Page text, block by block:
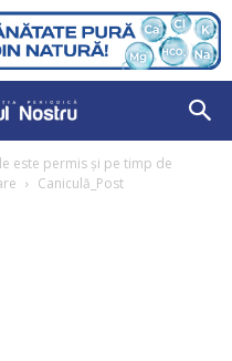
este permis și pe timp de
Caniculă_Post